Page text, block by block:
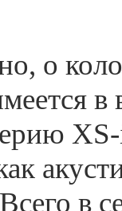
о
в